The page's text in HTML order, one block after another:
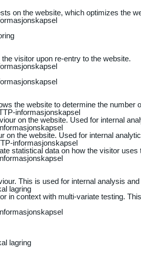
on the website, which optimizes the
visitor upon re-entry to the website.
the website to determine the
informasjonskapsel
on the website. Used for internal
on the website. Used for internal
informasjonskapsel
statistical data on how the visitor uses
This is used for internal analysis
lagring
in context with multi-variate testing.
lagring